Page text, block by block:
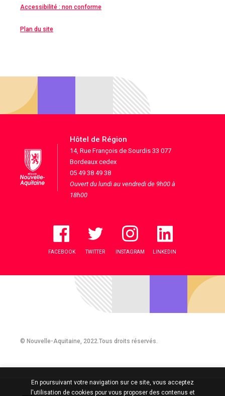
Accessibilité : non conforme
Plan du site
Hôtel de Région
14, Rue François de Sourdis 33 077
Bordeaux cedex
05 49 38 49 38
Ouvert du lundi au vendredi de 9h00 à
18h00
FACEBOOK TWITTER INSTAGRAM LINKEDIN
© Nouvelle-Aquitaine, 2022.Tous droits réservés.
En poursuivant votre navigation sur ce site, vous acceptez
l'utilisation de cookies pour vous proposer des contenus et